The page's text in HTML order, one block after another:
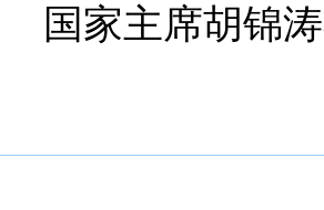
国家主席胡锦